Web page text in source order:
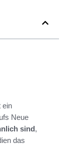
ein
Neue
sind,
das